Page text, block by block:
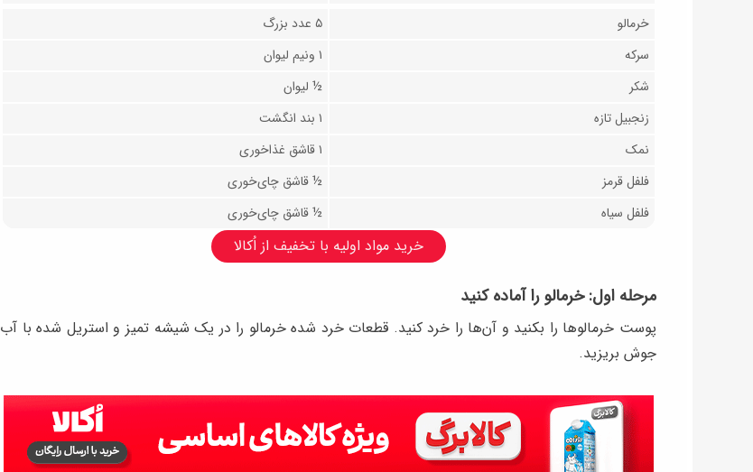
خرمالو
۵ عدد بزرگ
سرکه
۱ ونیم لیوان
شکر
½ لیوان
زنجبیل تازه
۱ بند انگشت
نمک
۱ قاشق غذاخوری
فلفل قرمز
½ قاشق چای‌خوری
فلفل سیاه
½ قاشق چای‌خوری
خرید مواد اولیه با تخفیف از اُکالا
مرحله اول: خرمالو را آماده کنید
پوست خرمالوها را بکنید و آن‌ها را خرد کنید. قطعات خرد شده خرمالو را در یک شیشه تمیز و استریل شده با آب
جوش بریزید.